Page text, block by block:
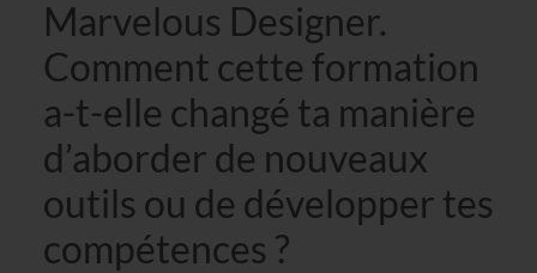
Marvelous Designer.
Comment cette formation
a-t-elle changé ta manière
d’aborder de nouveaux
outils ou de développer tes
compétences ?